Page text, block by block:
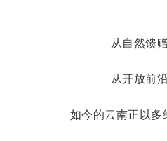
从自然馈
从开放前
如今的云南正以多